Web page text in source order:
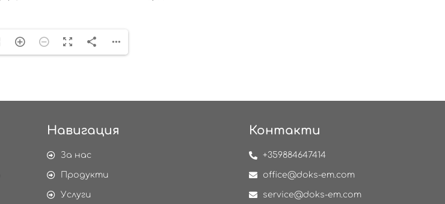
Навигация
За нас
Продукти
Услуги
Контакти
+359884647414
office@doks-em.com
service@doks-em.com